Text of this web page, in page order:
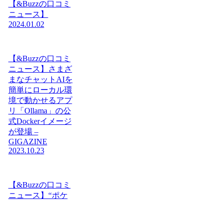
【&Buzzの口コミ
ニュース】
2024.01.02
【&Buzzの口コミ
ニュース】さまざ
まなチャットAIを
簡単にローカル環
境で動かせるアプ
リ「Ollama」の公
式Dockerイメージ
が登場 –
GIGAZINE
2023.10.23
【&Buzzの口コミ
ニュース】“ポケ